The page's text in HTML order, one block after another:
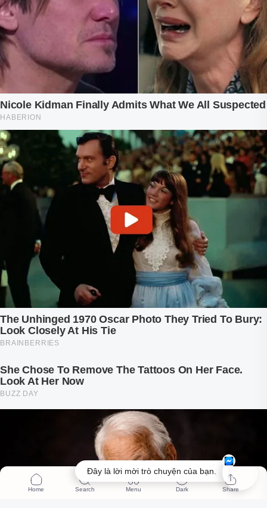
Đây là lời mời trò chuyện của bạn.